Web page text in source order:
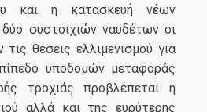
και η κατασκευή νέων
συστοιχιών ναυδέτων οι
θέσεις ελλιμενισμού για
υποδομών μεταφοράς
τροχιάς προβλέπεται η
αλλά και της ευρύτερης